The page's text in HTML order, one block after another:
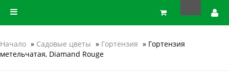
Начало » Садовые цветы » Гортензия » Гортензия
метельчатая, Diamand Rouge